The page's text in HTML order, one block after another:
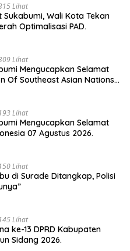
Lihat
Sukabumi, Wali Kota Tekan
Optimalisasi PAD.
Lihat
Mengucapkan Selamat
Of Southeast Asian Nations
193 Lihat
Mengucapkan Selamat
07 Agustus 2026.
150 Lihat
di Surade Ditangkap, Polisi
145 Lihat
ke-13 DPRD Kabupaten
Sidang 2026.